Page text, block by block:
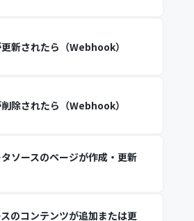
新されたら（Webhook）
除されたら（Webhook）
ソースのページが作成・更新
のコンテンツが追加または更